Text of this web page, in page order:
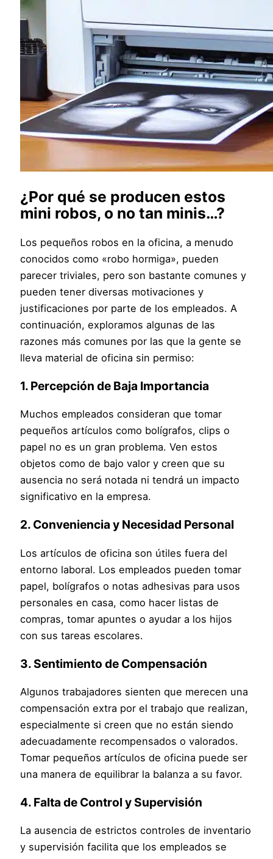
¿Por qué se producen estos
mini robos, o no tan minis…?
Los pequeños robos en la oficina, a menudo
conocidos como «robo hormiga», pueden
parecer triviales, pero son bastante comunes y
pueden tener diversas motivaciones y
justificaciones por parte de los empleados. A
continuación, exploramos algunas de las
razones más comunes por las que la gente se
lleva material de oficina sin permiso:
1. Percepción de Baja Importancia
Muchos empleados consideran que tomar
pequeños artículos como bolígrafos, clips o
papel no es un gran problema. Ven estos
objetos como de bajo valor y creen que su
ausencia no será notada ni tendrá un impacto
significativo en la empresa.
2. Conveniencia y Necesidad Personal
Los artículos de oficina son útiles fuera del
entorno laboral. Los empleados pueden tomar
papel, bolígrafos o notas adhesivas para usos
personales en casa, como hacer listas de
compras, tomar apuntes o ayudar a los hijos
con sus tareas escolares.
3. Sentimiento de Compensación
Algunos trabajadores sienten que merecen una
compensación extra por el trabajo que realizan,
especialmente si creen que no están siendo
adecuadamente recompensados o valorados.
Tomar pequeños artículos de oficina puede ser
una manera de equilibrar la balanza a su favor.
4. Falta de Control y Supervisión
La ausencia de estrictos controles de inventario
y supervisión facilita que los empleados se